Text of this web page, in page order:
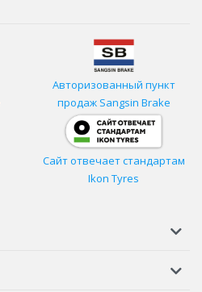
Авторизованный пункт
продаж Sangsin Brake
Сайт отвечает стандартам
Ikon Tyres